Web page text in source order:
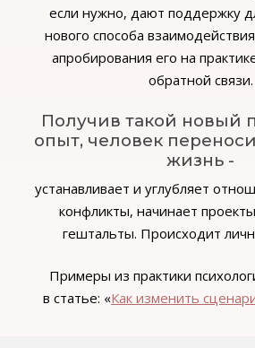
если нужно, дают поддержку
нового способа
апробирования его на
обратной связи.
Получив такой новый
опыт, человек
жизнь -
устанавливает и углубляет
конфликты, начинает
гештальты. Происходит
Примеры из практики
в статье: «Как изменить